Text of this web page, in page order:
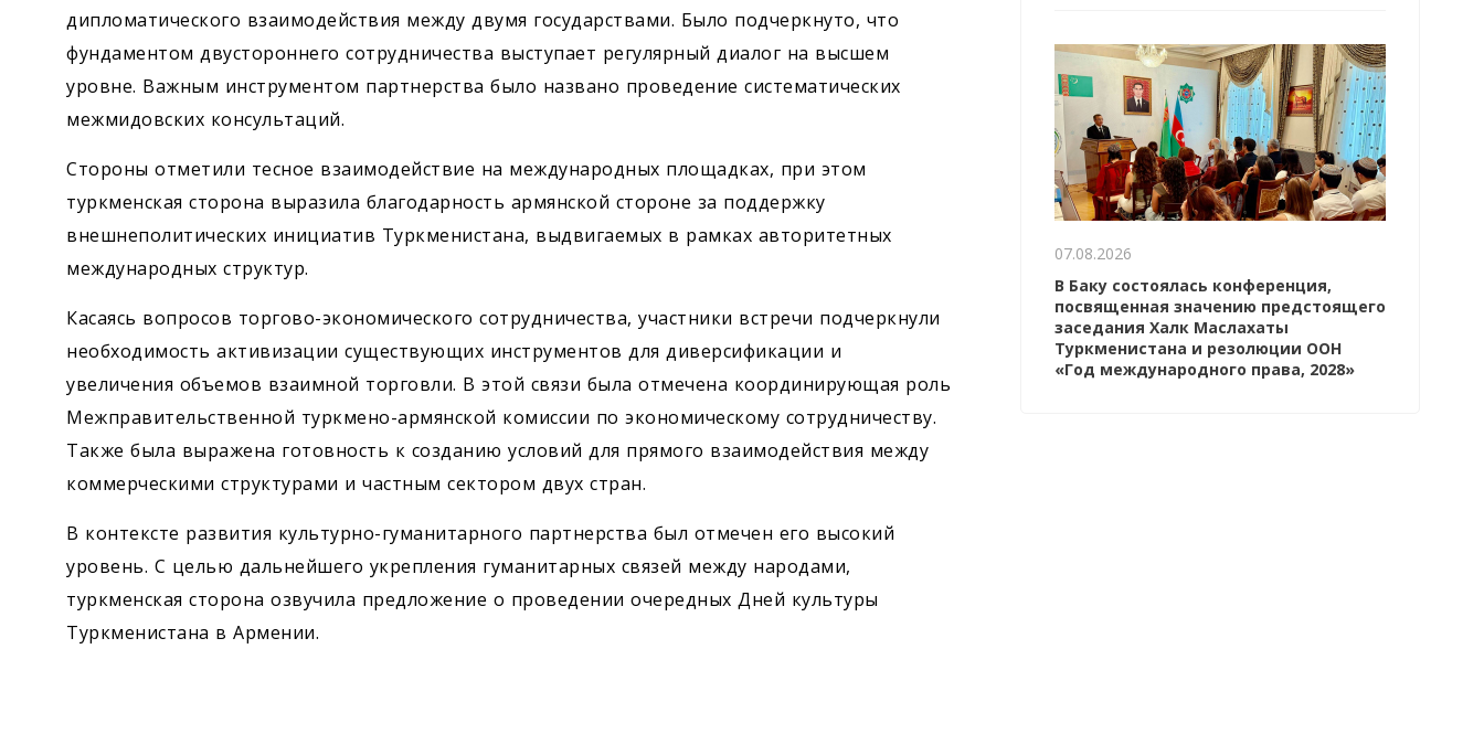
дипломатического взаимодействия между двумя государствами. Было подчеркнуто, что
фундаментом двустороннего сотрудничества выступает регулярный диалог на высшем
уровне. Важным инструментом партнерства было названо проведение систематических
межмидовских консультаций.
Стороны отметили тесное взаимодействие на международных площадках, при этом
туркменская сторона выразила благодарность армянской стороне за поддержку
внешнеполитических инициатив Туркменистана, выдвигаемых в рамках авторитетных
международных структур.
Касаясь вопросов торгово-экономического сотрудничества, участники встречи подчеркнули
необходимость активизации существующих инструментов для диверсификации и
увеличения объемов взаимной торговли. В этой связи была отмечена координирующая роль
Межправительственной туркмено-армянской комиссии по экономическому сотрудничеству.
Также была выражена готовность к созданию условий для прямого взаимодействия между
коммерческими структурами и частным сектором двух стран.
В контексте развития культурно-гуманитарного партнерства был отмечен его высокий
уровень. С целью дальнейшего укрепления гуманитарных связей между народами,
туркменская сторона озвучила предложение о проведении очередных Дней культуры
Туркменистана в Армении.
07.08.2026
В Баку состоялась конференция,
посвященная значению предстоящего
заседания Халк Маслахаты
Туркменистана и резолюции ООН
«Год международного права, 2028»